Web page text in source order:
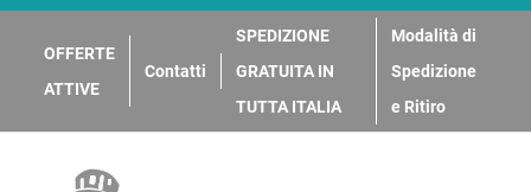
Passa
contenuto
principale
OFFERTE
ATTIVE
Contatti
SPEDIZIONE
GRATUITA IN
TUTTA ITALIA
Modalità di
Spedizione
e Ritiro
PisaPharma